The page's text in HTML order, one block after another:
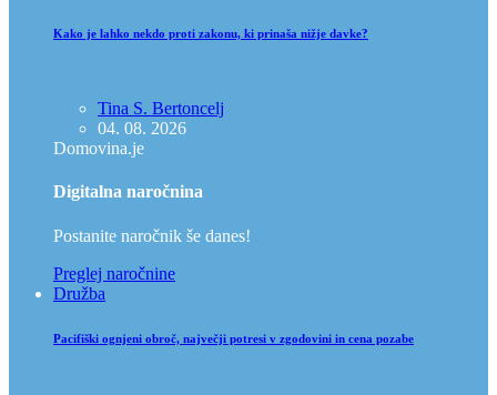
Kako je lahko nekdo proti zakonu, ki prinaša nižje davke?
Tina S. Bertoncelj
04. 08. 2026
Domovina.je
Digitalna naročnina
Postanite naročnik še danes!
Preglej naročnine
Družba
Pacifiški ognjeni obroč, največji potresi v zgodovini in cena pozabe